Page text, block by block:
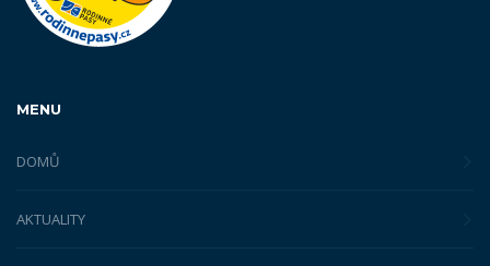
MENU
DOMŮ
AKTUALITY